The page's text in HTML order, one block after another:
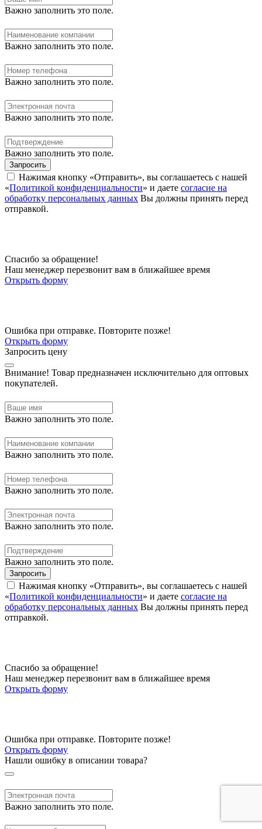
Важно заполнить это поле.
Важно заполнить это поле.
Важно заполнить это поле.
Важно заполнить это поле.
Важно заполнить это поле.
Запросить
Нажимая кнопку «Отправить», вы соглашаетесь с нашей
«Политикой конфиденциальности» и даете согласие на
обработку персональных данных Вы должны принять перед
отправкой.
Спасибо за обращение!
Наш менеджер перезвонит вам в ближайшее время
Открыть форму
Ошибка при отправке. Повторите позже!
Открыть форму
Запросить цену
Внимание! Товар предназначен исключительно для оптовых
покупателей.
Важно заполнить это поле.
Важно заполнить это поле.
Важно заполнить это поле.
Важно заполнить это поле.
Важно заполнить это поле.
Запросить
Нажимая кнопку «Отправить», вы соглашаетесь с нашей
«Политикой конфиденциальности» и даете согласие на
обработку персональных данных Вы должны принять перед
отправкой.
Спасибо за обращение!
Наш менеджер перезвонит вам в ближайшее время
Открыть форму
Ошибка при отправке. Повторите позже!
Открыть форму
Нашли ошибку в описании товара?
Важно заполнить это поле.